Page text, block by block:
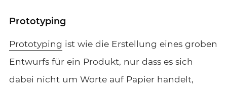
Prototyping
Prototyping ist wie die Erstellung eines groben
Entwurfs für ein Produkt, nur dass es sich
dabei nicht um Worte auf Papier handelt,